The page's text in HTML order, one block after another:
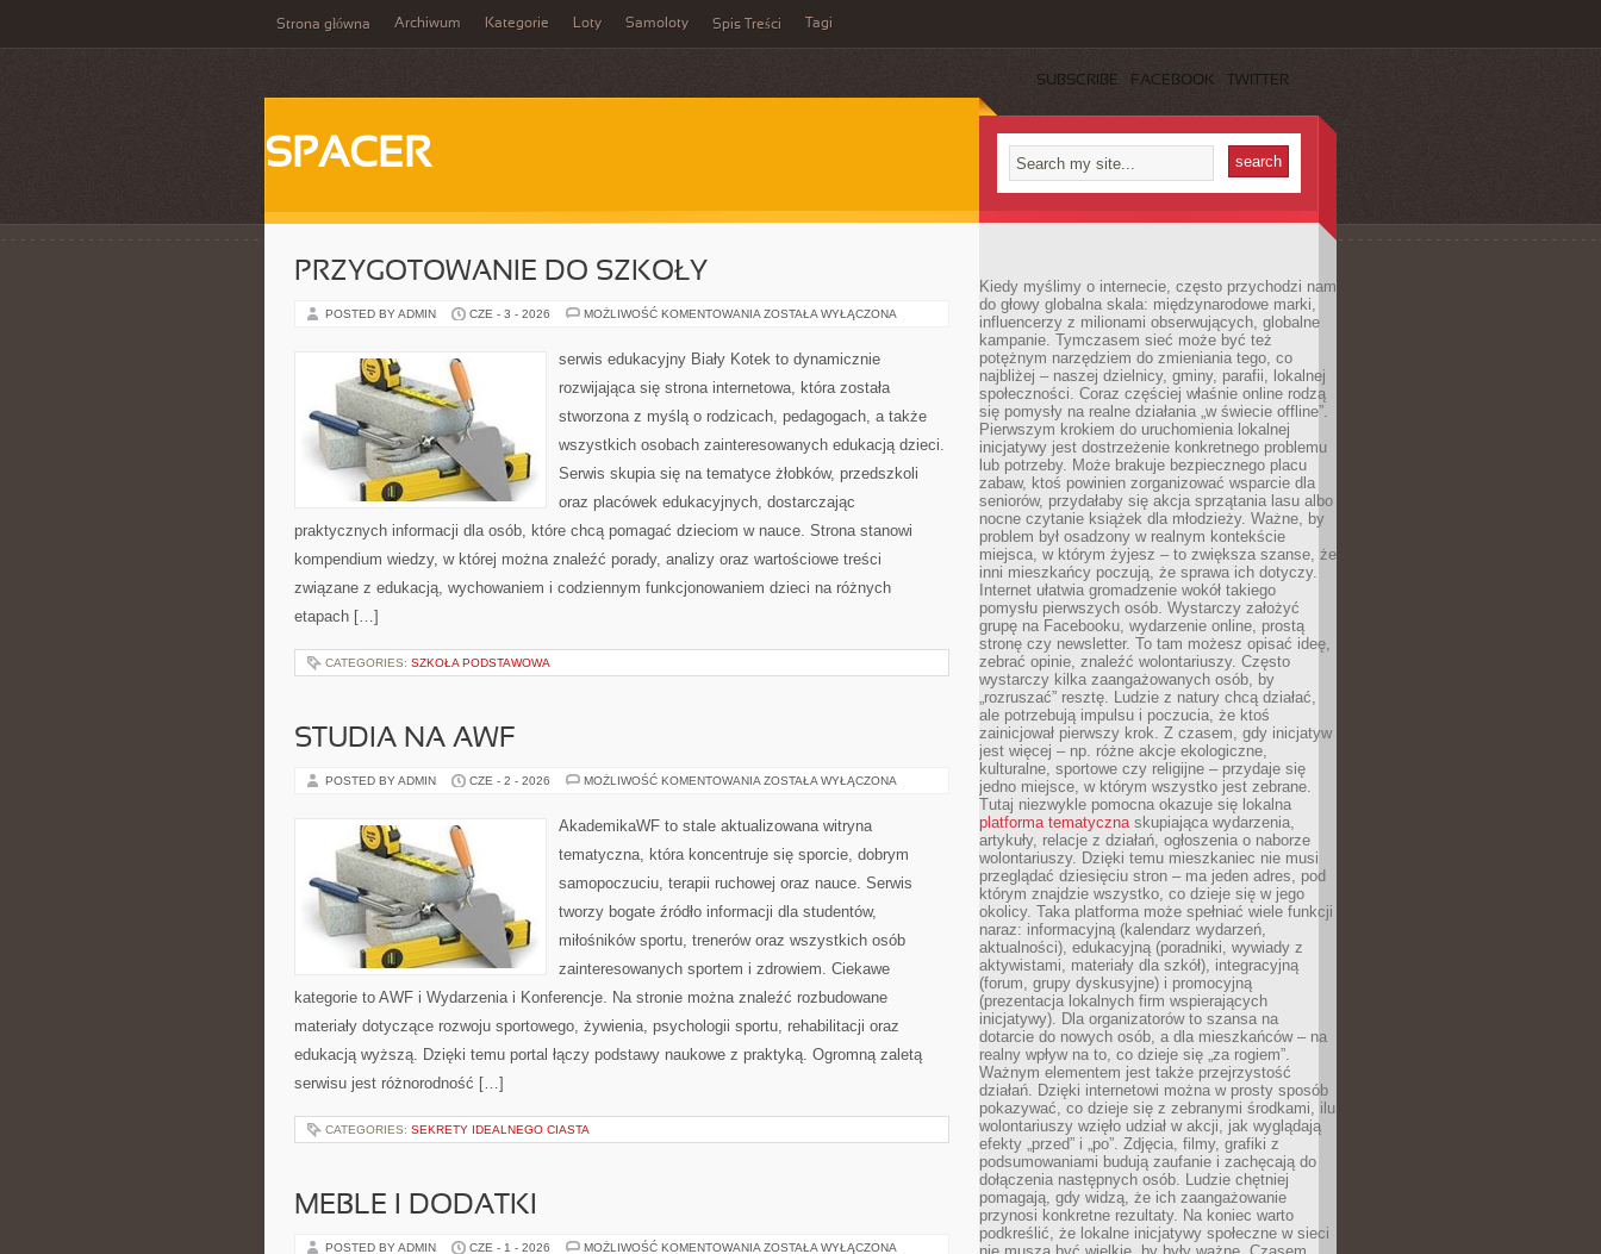
Strona główna Archiwum Kategorie Loty Samoloty Spis Treści Tagi
SUBSCRIBE FACEBOOK TWITTER
SPACER
PRZYGOTOWANIE DO SZKOŁY
POSTED BY ADMIN CZE - 3 - 2026 MOŻLIWOŚĆ KOMENTOWANIA PRZYGOTOWANIE
ZOSTAŁA WYŁĄCZONA
serwis edukacyjny Biały Kotek to dynamicznie
rozwijająca się strona internetowa, która została
stworzona z myślą o rodzicach, pedagogach, a także
wszystkich osobach zainteresowanych edukacją dzieci.
Serwis skupia się na tematyce żłobków, przedszkoli
oraz placówek edukacyjnych, dostarczając
praktycznych informacji dla osób, które chcą pomagać dzieciom w nauce. Strona stanowi
kompendium wiedzy, w której można znaleźć porady, analizy oraz wartościowe treści
związane z edukacją, wychowaniem i codziennym funkcjonowaniem dzieci na różnych
etapach […]
CATEGORIES: SZKOŁA PODSTAWOWA
STUDIA NA AWF
POSTED BY ADMIN CZE - 2 - 2026 MOŻLIWOŚĆ KOMENTOWANIA STUDIA
ZOSTAŁA WYŁĄCZONA
AkademikaWF to stale aktualizowana witryna
tematyczna, która koncentruje się sporcie, dobrym
samopoczuciu, terapii ruchowej oraz nauce. Serwis
tworzy bogate źródło informacji dla studentów,
miłośników sportu, trenerów oraz wszystkich osób
zainteresowanych sportem i zdrowiem. Ciekawe
kategorie to AWF i Wydarzenia i Konferencje. Na stronie można znaleźć rozbudowane
materiały dotyczące rozwoju sportowego, żywienia, psychologii sportu, rehabilitacji oraz
edukacją wyższą. Dzięki temu portal łączy podstawy naukowe z praktyką. Ogromną zaletą
serwisu jest różnorodność […]
CATEGORIES: SEKRETY IDEALNEGO CIASTA
MEBLE I DODATKI
POSTED BY ADMIN CZE - 1 - 2026 MOŻLIWOŚĆ KOMENTOWANIA MEBLE
ZOSTAŁA WYŁĄCZONA
Kiedy myślimy o internecie, często przychodzi nam
do głowy globalna skala: międzynarodowe marki,
influencerzy z milionami obserwujących, globalne
kampanie. Tymczasem sieć może być też
potężnym narzędziem do zmieniania tego, co
najbliżej – naszej dzielnicy, gminy, parafii, lokalnej
społeczności. Coraz częściej właśnie online rodzą
się pomysły na realne działania „w świecie offline”.
Pierwszym krokiem do uruchomienia lokalnej
inicjatywy jest dostrzeżenie konkretnego problemu
lub potrzeby. Może brakuje bezpiecznego placu
zabaw, ktoś powinien zorganizować wsparcie dla
seniorów, przydałaby się akcja sprzątania lasu albo
nocne czytanie książek dla młodzieży. Ważne, by
problem był osadzony w realnym kontekście
miejsca, w którym żyjesz – to zwiększa szanse, że
inni mieszkańcy poczują, że sprawa ich dotyczy.
Internet ułatwia gromadzenie wokół takiego
pomysłu pierwszych osób. Wystarczy założyć
grupę na Facebooku, wydarzenie online, prostą
stronę czy newsletter. To tam możesz opisać ideę,
zebrać opinie, znaleźć wolontariuszy. Często
wystarczy kilka zaangażowanych osób, by
„rozruszać” resztę. Ludzie z natury chcą działać,
ale potrzebują impulsu i poczucia, że ktoś
zainicjował pierwszy krok. Z czasem, gdy inicjatyw
jest więcej – np. różne akcje ekologiczne,
kulturalne, sportowe czy religijne – przydaje się
jedno miejsce, w którym wszystko jest zebrane.
Tutaj niezwykle pomocna okazuje się lokalna
platforma tematycznaskupiająca wydarzenia,
artykuły, relacje z działań, ogłoszenia o naborze
wolontariuszy. Dzięki temu mieszkaniec nie musi
przeglądać dziesięciu stron – ma jeden adres, pod
którym znajdzie wszystko, co dzieje się w jego
okolicy. Taka platforma może spełniać wiele funkcji
naraz: informacyjną (kalendarz wydarzeń,
aktualności), edukacyjną (poradniki, wywiady z
aktywistami, materiały dla szkół), integracyjną
(forum, grupy dyskusyjne) i promocyjną
(prezentacja lokalnych firm wspierających
inicjatywy). Dla organizatorów to szansa na
dotarcie do nowych osób, a dla mieszkańców – na
realny wpływ na to, co dzieje się „za rogiem”.
Ważnym elementem jest także przejrzystość
działań. Dzięki internetowi można w prosty sposób
pokazywać, co dzieje się z zebranymi środkami, ilu
wolontariuszy wzięło udział w akcji, jak wyglądają
efekty „przed” i „po”. Zdjęcia, filmy, grafiki z
podsumowaniami budują zaufanie i zachęcają do
dołączenia następnych osób. Ludzie chętniej
pomagają, gdy widzą, że ich zaangażowanie
przynosi konkretne rezultaty. Na koniec warto
podkreślić, że lokalne inicjatywy społeczne w sieci